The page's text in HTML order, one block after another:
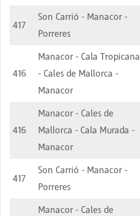
417
Son Carrió - Manacor -
Porreres
416
Manacor - Cala Tropicana
- Cales de Mallorca -
Manacor
416
Manacor - Cales de
Mallorca - Cala Murada -
Manacor
417
Son Carrió - Manacor -
Porreres
Manacor - Cales de